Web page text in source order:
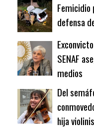
Femicidio
defensa
SENAF
medios
Del
hija